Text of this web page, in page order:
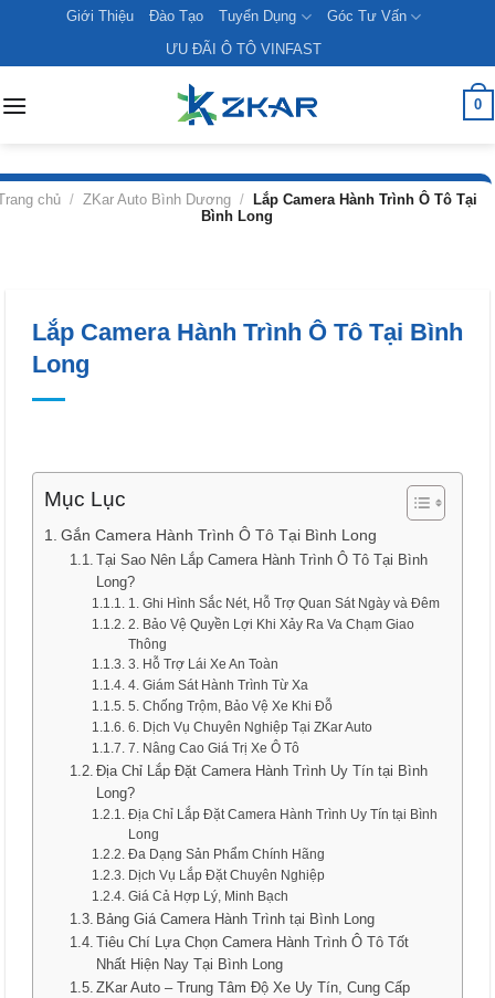
content
Giới Thiệu Đào Tạo Tuyển Dụng
Góc Tư Vấn
ƯU ĐÃI Ô TÔ VINFAST
0
chủ / ZKar Auto Bình Dương /
Lắp Camera Hành Trình Ô Tô Tại
Bình Long
Lắp Camera Hành Trình Ô Tô Tại Bình
Long
Mục Lục
Gắn Camera Hành Trình Ô Tô Tại Bình Long
Tại Sao Nên Lắp Camera Hành Trình Ô Tô Tại Bình
Long?
1. Ghi Hình Sắc Nét, Hỗ Trợ Quan Sát Ngày và Đêm
2. Bảo Vệ Quyền Lợi Khi Xảy Ra Va Chạm Giao
Thông
3. Hỗ Trợ Lái Xe An Toàn
4. Giám Sát Hành Trình Từ Xa
5. Chống Trộm, Bảo Vệ Xe Khi Đỗ
6. Dịch Vụ Chuyên Nghiệp Tại ZKar Auto
7. Nâng Cao Giá Trị Xe Ô Tô
Địa Chỉ Lắp Đặt Camera Hành Trình Uy Tín tại Bình
Long?
Địa Chỉ Lắp Đặt Camera Hành Trình Uy Tín tại Bình
Long
Đa Dạng Sản Phẩm Chính Hãng
Dịch Vụ Lắp Đặt Chuyên Nghiệp
Giá Cả Hợp Lý, Minh Bạch
Bảng Giá Camera Hành Trình tại Bình Long
Tiêu Chí Lựa Chọn Camera Hành Trình Ô Tô Tốt
Nhất Hiện Nay Tại Bình Long
ZKar Auto – Trung Tâm Độ Xe Uy Tín, Cung Cấp